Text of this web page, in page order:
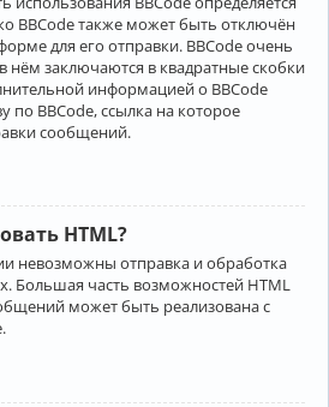
BBCode также может быть отключён
для его отправки. BBCode очень
нём заключаются в квадратные скобки
информацией о BBCode
по BBCode, ссылка на которое
сообщений.
HTML?
невозможны отправка и обработка
Большая часть возможностей HTML
может быть реализована с